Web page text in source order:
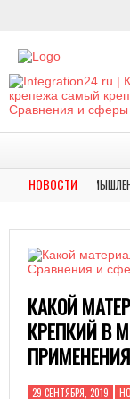
НОВОСТИ
ПРОМЫШЛЕННЫХ
КАКОЙ
КРЕПКИЙ В
ПРИМЕНЕНИЯ
29 СЕНТЯБРЯ, 2019